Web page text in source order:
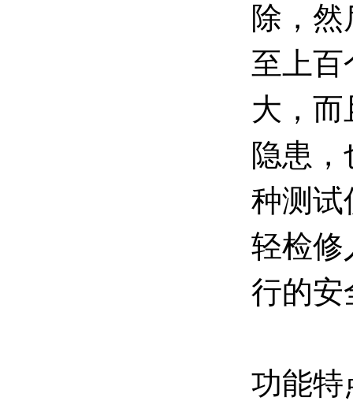
除，
至上百
大，
隐患
种测试
轻检修
行的安
功能特